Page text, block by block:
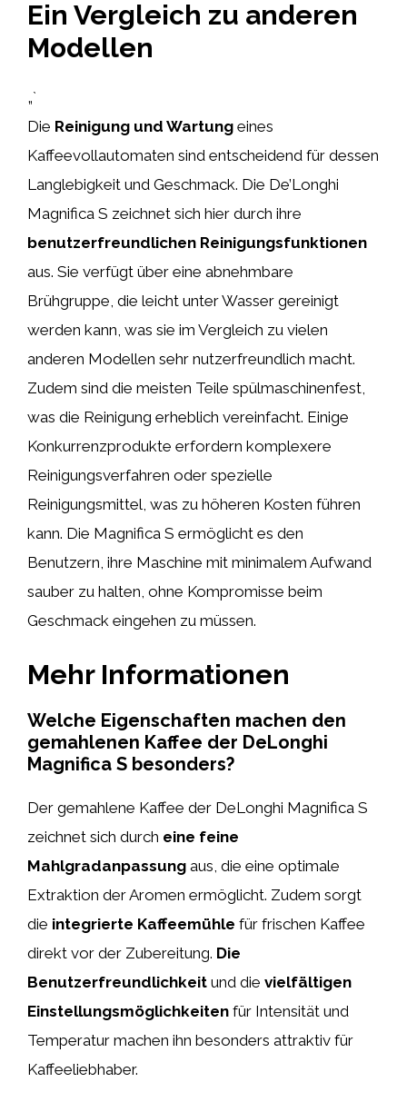
Ein Vergleich zu anderen
Modellen
„`
Die Reinigung und Wartung eines
Kaffeevollautomaten sind entscheidend für dessen
Langlebigkeit und Geschmack. Die De’Longhi
Magnifica S zeichnet sich hier durch ihre
benutzerfreundlichen Reinigungsfunktionen
aus. Sie verfügt über eine abnehmbare
Brühgruppe, die leicht unter Wasser gereinigt
werden kann, was sie im Vergleich zu vielen
anderen Modellen sehr nutzerfreundlich macht.
Zudem sind die meisten Teile spülmaschinenfest,
was die Reinigung erheblich vereinfacht. Einige
Konkurrenzprodukte erfordern komplexere
Reinigungsverfahren oder spezielle
Reinigungsmittel, was zu höheren Kosten führen
kann. Die Magnifica S ermöglicht es den
Benutzern, ihre Maschine mit minimalem Aufwand
sauber zu halten, ohne Kompromisse beim
Geschmack eingehen zu müssen.
Mehr Informationen
Welche Eigenschaften machen den
gemahlenen Kaffee der DeLonghi
Magnifica S besonders?
Der gemahlene Kaffee der DeLonghi Magnifica S
zeichnet sich durch eine feine
Mahlgradanpassung aus, die eine optimale
Extraktion der Aromen ermöglicht. Zudem sorgt
die integrierte Kaffeemühle für frischen Kaffee
direkt vor der Zubereitung. Die
Benutzerfreundlichkeit und die vielfältigen
Einstellungsmöglichkeiten für Intensität und
Temperatur machen ihn besonders attraktiv für
Kaffeeliebhaber.